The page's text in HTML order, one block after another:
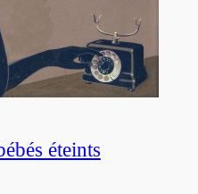
éteints